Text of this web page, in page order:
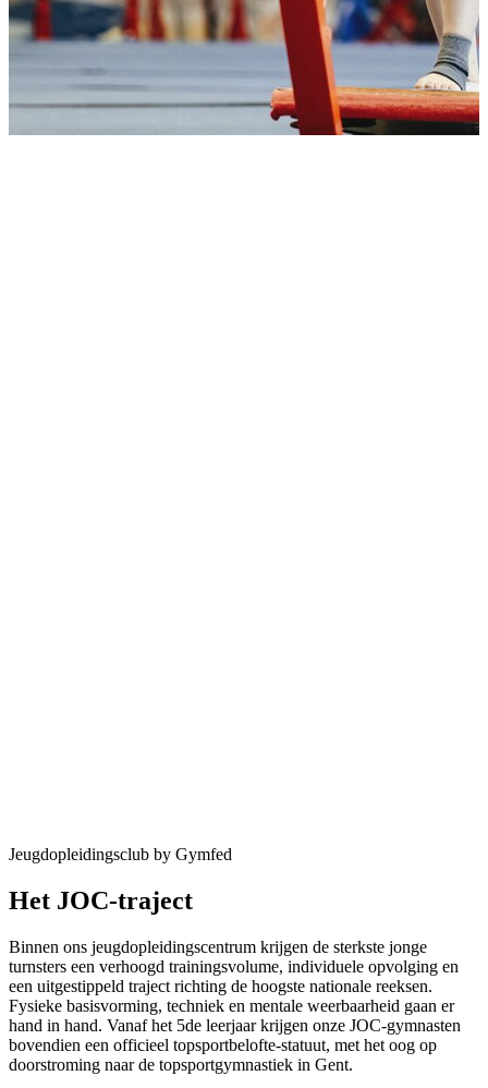
Jeugdopleidingsclub by Gymfed
Het JOC-traject
Binnen ons jeugdopleidingscentrum krijgen de sterkste jonge
turnsters een verhoogd trainingsvolume, individuele opvolging en
een uitgestippeld traject richting de hoogste nationale reeksen.
Fysieke basisvorming, techniek en mentale weerbaarheid gaan er
hand in hand. Vanaf het 5de leerjaar krijgen onze JOC-gymnasten
bovendien een officieel topsportbelofte-statuut, met het oog op
doorstroming naar de topsportgymnastiek in Gent.